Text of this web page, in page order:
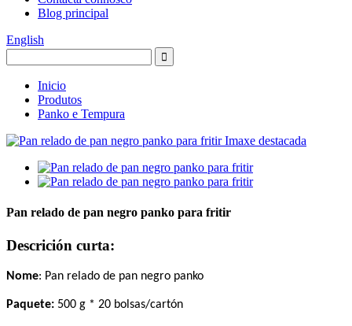
Blog principal
English
Inicio
Produtos
Panko e Tempura
Pan relado de pan negro panko para fritir
Descrición curta:
Nome: Pan relado de pan negro panko
Paquete: 500 g * 20 bolsas/cartón